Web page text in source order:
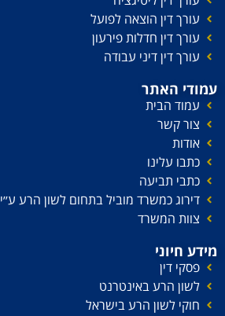
עורך דין הוצאה לפועל
עורך דין חדלות פירעון
עורך דין דיני עבודה
עמודי האתר
עמוד הבית
צור קשר
אודות
כתבו עלינו
כתבי תביעה
דירוג כמשרד מוביל בתחום לשון הרע ע׳׳י BDI
צוות המשרד
מידע חיוני
פסקי דין
לשון הרע באינטרנט
חוקי לשון הרע בישראל